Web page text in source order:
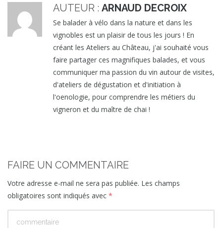
AUTEUR : ARNAUD DECROIX
Se balader à vélo dans la nature et dans les
vignobles est un plaisir de tous les jours ! En
créant les Ateliers au Château, j'ai souhaité vous
faire partager ces magnifiques balades, et vous
communiquer ma passion du vin autour de visites,
d'ateliers de dégustation et d'initiation à
l'oenologie, pour comprendre les métiers du
vigneron et du maître de chai !
FAIRE UN COMMENTAIRE
Votre adresse e-mail ne sera pas publiée. Les champs
obligatoires sont indiqués avec *